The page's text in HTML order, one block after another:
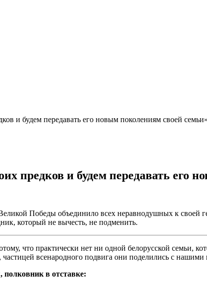
и будем передавать его новым поколениям своей семьи»
предков и будем передавать его
Победы объединило всех неравнодушных к своей
который не вычесть, не подменить.
что практически нет ни одной белорусской семьи,
всенародного подвига они поделились с нашими
в отставке: